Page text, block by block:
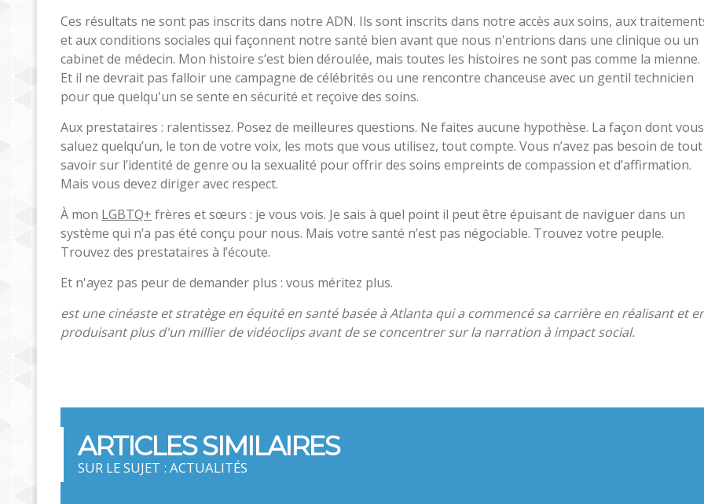
Ces résultats ne sont pas inscrits dans notre ADN. Ils sont inscrits dans notre accès aux soins, aux
et aux conditions sociales qui façonnent notre santé bien avant que nous n'entrions dans une clinique ou un
cabinet de médecin. Mon histoire s’est bien déroulée, mais toutes les histoires ne sont pas comme la mienne.
Et il ne devrait pas falloir une campagne de célébrités ou une rencontre chanceuse avec un gentil technicien
pour que quelqu'un se sente en sécurité et reçoive des soins.
Aux prestataires : ralentissez. Posez de meilleures questions. Ne faites aucune hypothèse. La façon dont vous
saluez quelqu’un, le ton de votre voix, les mots que vous utilisez, tout compte. Vous n’avez pas besoin de tout
savoir sur l’identité de genre ou la sexualité pour offrir des soins empreints de compassion et d’affirmation.
Mais vous devez diriger avec respect.
À mon LGBTQ+ frères et sœurs : je vous vois. Je sais à quel point il peut être épuisant de naviguer dans un
système qui n’a pas été conçu pour nous. Mais votre santé n’est pas négociable. Trouvez votre peuple.
Trouvez des prestataires à l’écoute.
Et n'ayez pas peur de demander plus : vous méritez plus.
est une cinéaste et stratège en équité en santé basée à Atlanta qui a commencé sa carrière en réalisant et
produisant plus d'un millier de vidéoclips avant de se concentrer sur la narration à impact social.
ARTICLES SIMILAIRES
SUR LE SUJET : ACTUALITÉS